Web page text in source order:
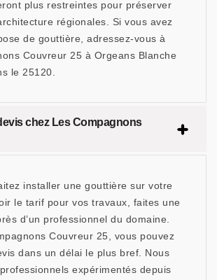
plus restreintes pour préserver
régionales. Si vous avez
de gouttière, adressez-vous à
Couvreur 25 à Orgeans Blanche
le 25120.
chez Les Compagnons
installer une gouttière sur votre
le tarif pour vos travaux, faites une
d’un professionnel du domaine.
Couvreur 25, vous pouvez
dans un délai le plus bref. Nous
expérimentés depuis